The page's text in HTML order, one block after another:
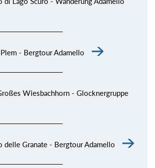
- Bergtour Adamello
Wiesbachhorn - Glocknergruppe
delle Granate - Bergtour Adamello